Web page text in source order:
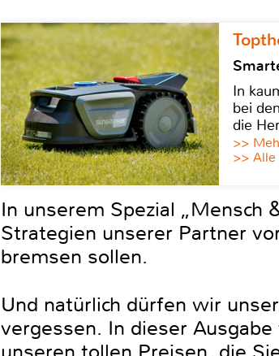
In
bei
die
>>
>> Alle
In unserem Spezial
Strategien unserer Partner
bremsen sollen.
Und natürlich dürfen wir
vergessen. In dieser